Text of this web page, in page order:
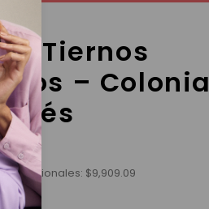
Tiernos
– Colonia
nacionales: $9,909.09